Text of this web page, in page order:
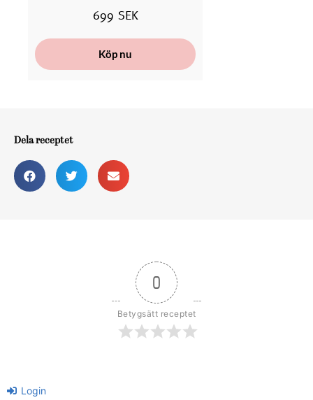
699 SEK
Köp nu
Dela receptet
0
Betygsätt receptet
Login